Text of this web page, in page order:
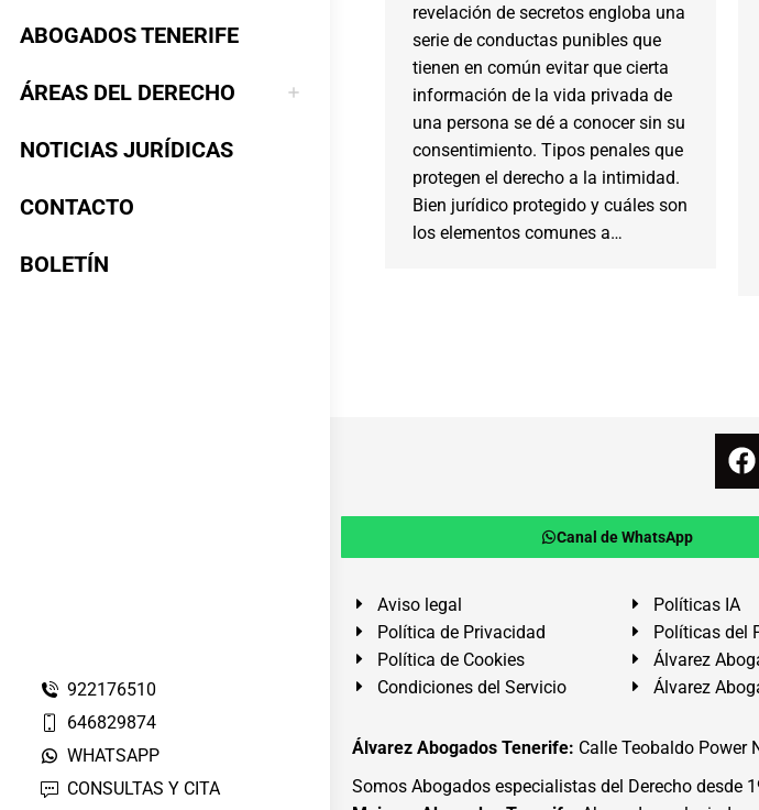
ABOGADOS TENERIFE
ÁREAS DEL DERECHO
NOTICIAS JURÍDICAS
CONTACTO
BOLETÍN
922176510
646829874
WHATSAPP
CONSULTAS Y CITA
revelación de secretos engloba una
serie de conductas punibles que
tienen en común evitar que cierta
información de la vida privada de
una persona se dé a conocer sin su
consentimiento. Tipos penales que
protegen el derecho a la intimidad.
Bien jurídico protegido y cuáles son
los elementos comunes a…
Canal de WhatsApp
Aviso legal
Política de Privacidad
Política de Cookies
Condiciones del Servicio
Políticas IA
Políticas del
Álvarez
Álvarez
Álvarez Abogados Tenerife: Calle Teobaldo Power
Somos Abogados especialistas del Derecho desde